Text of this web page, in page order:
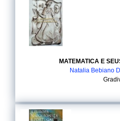
MATEMATICA E
Natalia Bebiano